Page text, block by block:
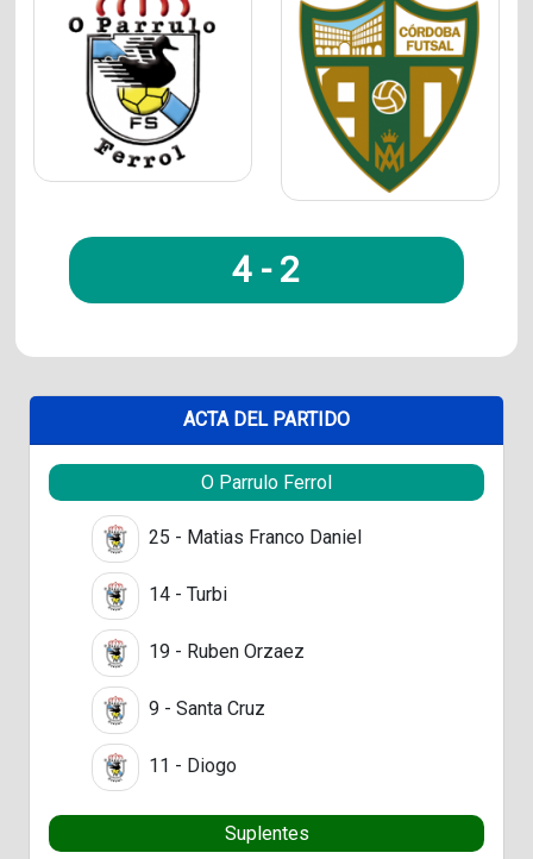
4 - 2
ACTA DEL PARTIDO
O Parrulo Ferrol
25 - Matias Franco Daniel
14 - Turbi
19 - Ruben Orzaez
9 - Santa Cruz
11 - Diogo
Suplentes